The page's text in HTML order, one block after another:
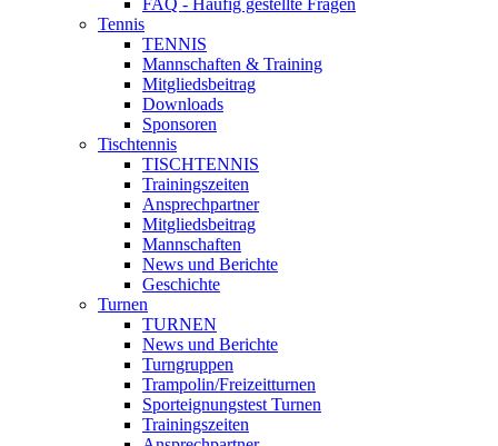
FAQ - Häufig gestellte Fragen
Tennis
TENNIS
Mannschaften & Training
Mitgliedsbeitrag
Downloads
Sponsoren
Tischtennis
TISCHTENNIS
Trainingszeiten
Ansprechpartner
Mitgliedsbeitrag
Mannschaften
News und Berichte
Geschichte
Turnen
TURNEN
News und Berichte
Turngruppen
Trampolin/Freizeitturnen
Sporteignungstest Turnen
Trainingszeiten